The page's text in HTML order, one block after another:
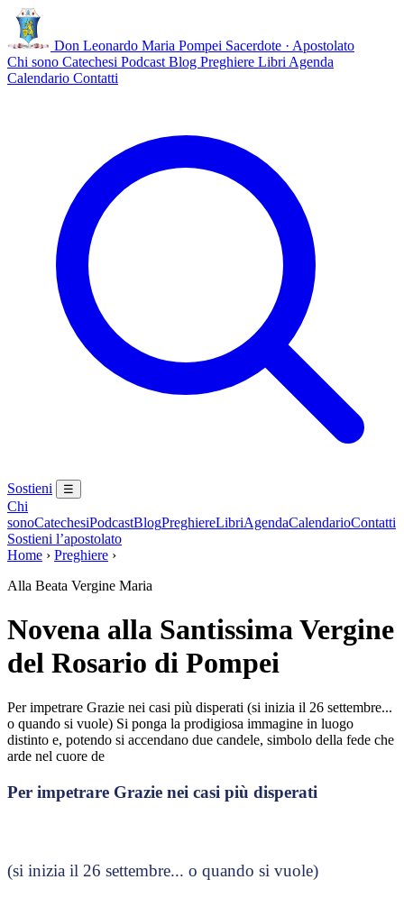
Don Leonardo Maria Pompei Sacerdote · Apostolato
Chi sono Catechesi Podcast Blog Preghiere Libri Agenda
Calendario Contatti
Sostieni ☰
Chi
sonoCatechesiPodcastBlogPreghiereLibriAgendaCalendarioContatti
Sostieni l’apostolato
Home › Preghiere ›
Alla Beata Vergine Maria
Novena alla Santissima Vergine
del Rosario di Pompei
Per impetrare Grazie nei casi più disperati (si inizia il 26 settembre...
o quando si vuole) Si ponga la prodigiosa immagine in luogo
distinto e, potendo si accendano due candele, simbolo della fede che
arde nel cuore de
Per impetrare Grazie nei casi più disperati
(si inizia il 26 settembre... o quando si vuole)